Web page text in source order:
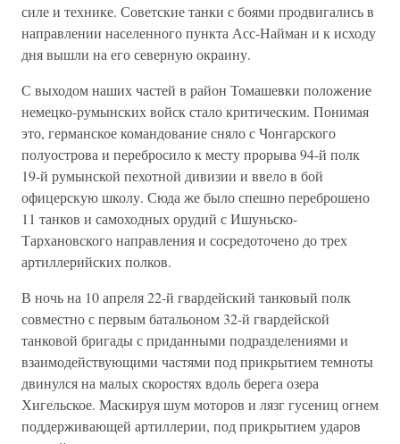
силе и технике. Советские танки с боями продвигались в
направлении населенного пункта Асс-Найман и к исходу
дня вышли на его северную окраину.
С выходом наших частей в район Томашевки положение
немецко-румынских войск стало критическим. Понимая
это, германское командование сняло с Чонгарского
полуострова и перебросило к месту прорыва 94-й полк
19-й румынской пехотной дивизии и ввело в бой
офицерскую школу. Сюда же было спешно переброшено
11 танков и самоходных орудий с Ишуньско-
Тархановского направления и сосредоточено до трех
артиллерийских полков.
В ночь на 10 апреля 22-й гвардейский танковый полк
совместно с первым батальоном 32-й гвардейской
танковой бригады с приданными подразделениями и
взаимодействующими частями под прикрытием темноты
двинулся на малых скоростях вдоль берега озера
Хигельское. Маскируя шум моторов и лязг гусениц огнем
поддерживающей артиллерии, под прикрытием ударов